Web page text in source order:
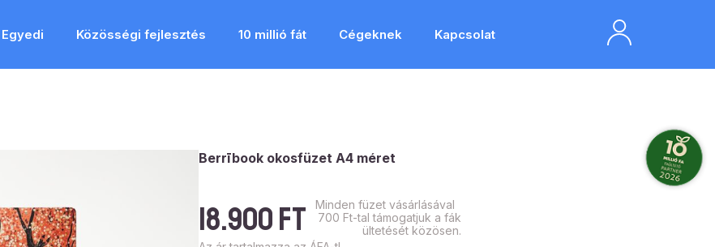
Egyedi Közösségi fejlesztés 10 millió fát Cégeknek Kapcsolat
Berrībook okosfüzet A4 méret
18.900Ft
Minden füzet vásárlásával
700 Ft-tal támogatjuk a fák
ültetését közösen.